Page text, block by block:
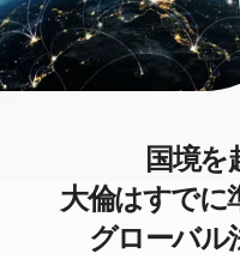
国境を
大倫はすでに
グローバル